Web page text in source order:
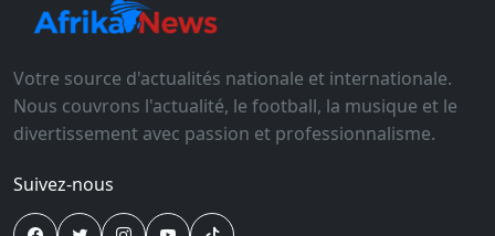
Votre source d'actualités nationale et internationale.
Nous couvrons l'actualité, le football, la musique et le
divertissement avec passion et professionnalisme.
Suivez-nous